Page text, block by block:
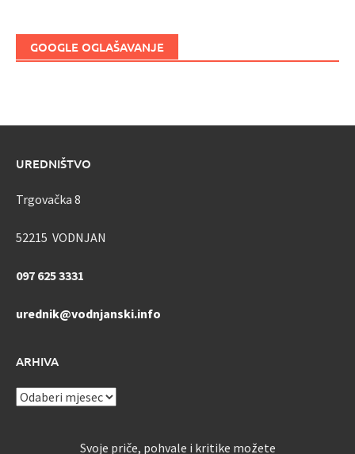
GOOGLE OGLAŠAVANJE
UREDNIŠTVO
Trgovačka 8
52215 VODNJAN
097 625 3331
urednik@vodnjanski.info
ARHIVA
ARHIVA
Svoje priče, pohvale i kritike možete